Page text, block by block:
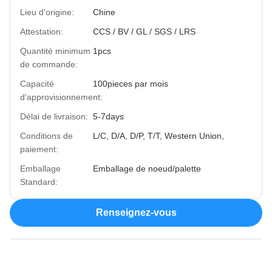
Lieu d'origine:
Chine
Attestation:
CCS / BV / GL / SGS / LRS
Quantité minimum
de commande:
1pcs
Capacité
d'approvisionnement:
100pieces par mois
Délai de livraison: 5-7days
Conditions de
paiement:
L/C, D/A, D/P, T/T, Western Union,
Emballage
Standard:
Emballage de noeud/palette
Renseignez-vous